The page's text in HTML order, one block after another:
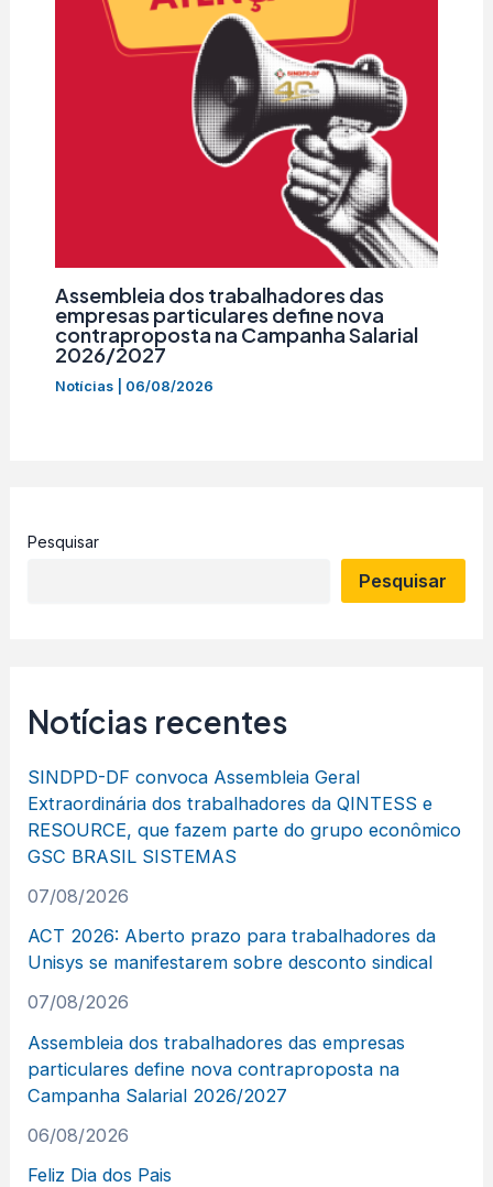
Assembleia dos trabalhadores das
empresas particulares define nova
contraproposta na Campanha Salarial
2026/2027
Notícias| 06/08/2026
Pesquisar
Pesquisar
Notícias recentes
SINDPD-DF convoca Assembleia Geral
Extraordinária dos trabalhadores da QINTESS e
RESOURCE, que fazem parte do grupo econômico
GSC BRASIL SISTEMAS
07/08/2026
ACT 2026: Aberto prazo para trabalhadores da
Unisys se manifestarem sobre desconto sindical
07/08/2026
Assembleia dos trabalhadores das empresas
particulares define nova contraproposta na
Campanha Salarial 2026/2027
06/08/2026
Feliz Dia dos Pais